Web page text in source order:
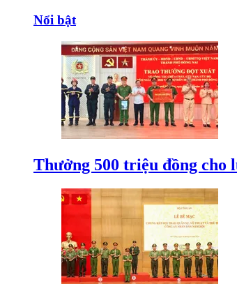
Nổi bật
Thưởng 500 triệu đồng cho